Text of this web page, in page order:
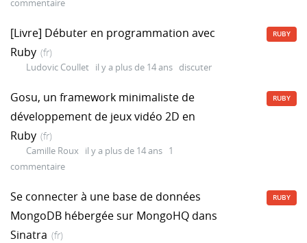
commentaire
[Livre] Débuter en programmation avec
Ruby (fr)
Ludovic Coullet il y a plus de 14 ans discuter
RUBY
Gosu, un framework minimaliste de
développement de jeux vidéo 2D en
Ruby (fr)
Camille Roux il y a plus de 14 ans 1
commentaire
RUBY
Se connecter à une base de données
MongoDB hébergée sur MongoHQ dans
Sinatra (fr)
RUBY